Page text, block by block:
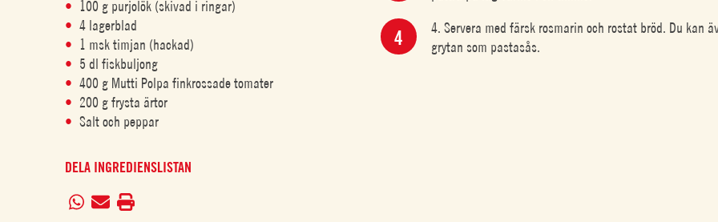
100 g purjolök (skivad i ringar)
4 lagerblad
1 msk timjan (hackad)
5 dl fiskbuljong
400 g Mutti Polpa finkrossade tomater
200 g frysta ärtor
Salt och peppar
DELA INGREDIENSLISTAN
4. Servera med färsk rosmarin och rostat bröd. Du kan
grytan som pastasås.